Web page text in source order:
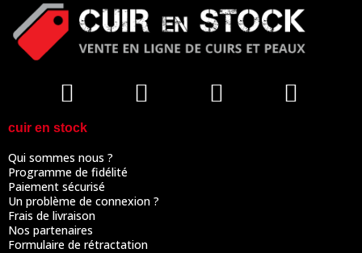
cuir en stock
Qui sommes nous ?
Programme de fidélité
Paiement sécurisé
Un problème de connexion ?
Frais de livraison
Nos partenaires
Formulaire de rétractation